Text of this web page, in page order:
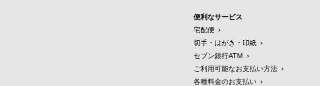
便利なサービス
宅配便
切手・はがき・印紙
セブン銀行ATM
ご利用可能なお支払い方法
各種料金のお支払い